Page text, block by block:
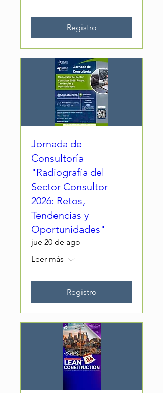
Registro
Jornada de
Consultoría
"Radiografía del
Sector Consultor
2026: Retos,
Tendencias y
Oportunidades"
jue 20 de ago
Leer más
Registro